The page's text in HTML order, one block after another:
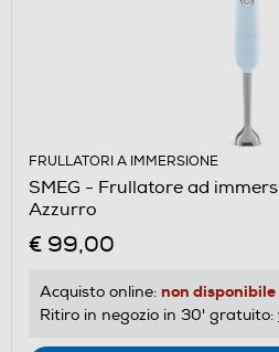
FRULLATORI A IMMERSIONE
SMEG - Frullatore ad
Azzurro
€ 99,00
Acquisto online: non disponibile
Ritiro in negozio in 30' gratuito: